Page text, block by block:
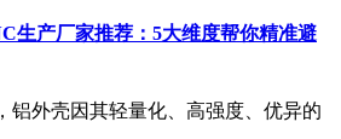
生产厂家推荐：5大维度帮你精准避
铝外壳因其轻量化、高强度、优异的